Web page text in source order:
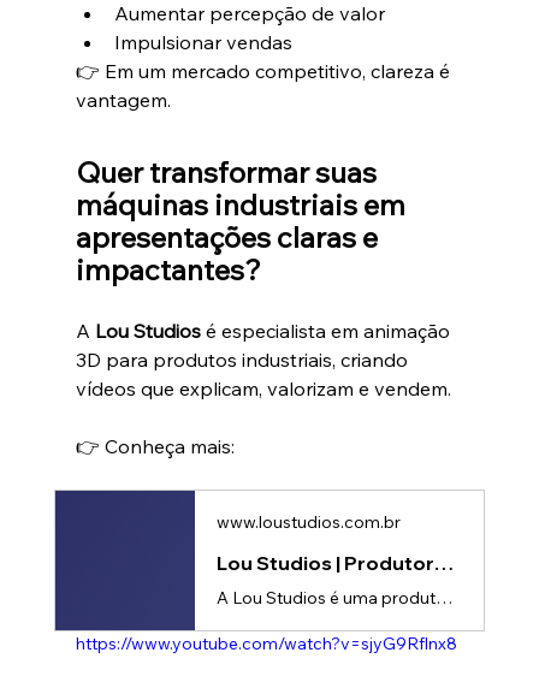
Aumentar percepção de valor
Impulsionar vendas
👉 Em um mercado competitivo, clareza é
vantagem.
Quer transformar suas
máquinas industriais em
apresentações claras e
impactantes?
A Lou Studios é especialista em animação
3D para produtos industriais, criando
vídeos que explicam, valorizam e vendem.
👉 Conheça mais:
www.loustudios.com.br
Lou Studios | Produtora de vídeos
A Lou Studios é uma produtora de vídeos, especializada em motion design, animação 2D e 3D. Temos o vídeo certo para suas redes sociais!
https://www.youtube.com/watch?v=sjyG9Rflnx8